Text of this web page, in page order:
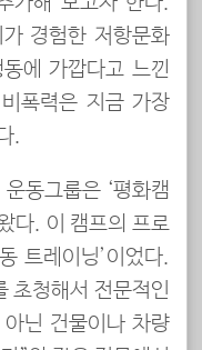
경험한 저항문화
에 가깝다고 느낀
폭력은 지금 가장
.
동그룹은 ‘평화캠
다. 이 캠프의 프로
트레이닝’이었다.
초청해서 전문적인
닌 건물이나 차량